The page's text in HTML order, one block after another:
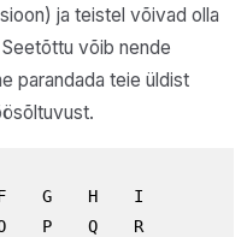
ja teistel võivad olla
võib nende
parandada teie üldist
G H
I
P Q
R